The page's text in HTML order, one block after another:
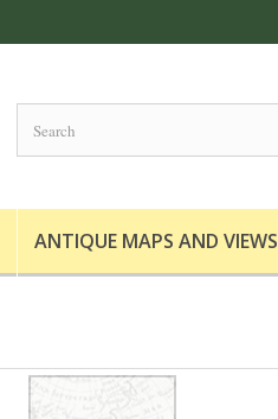
ANTIQUE MAPS AND VIEWS